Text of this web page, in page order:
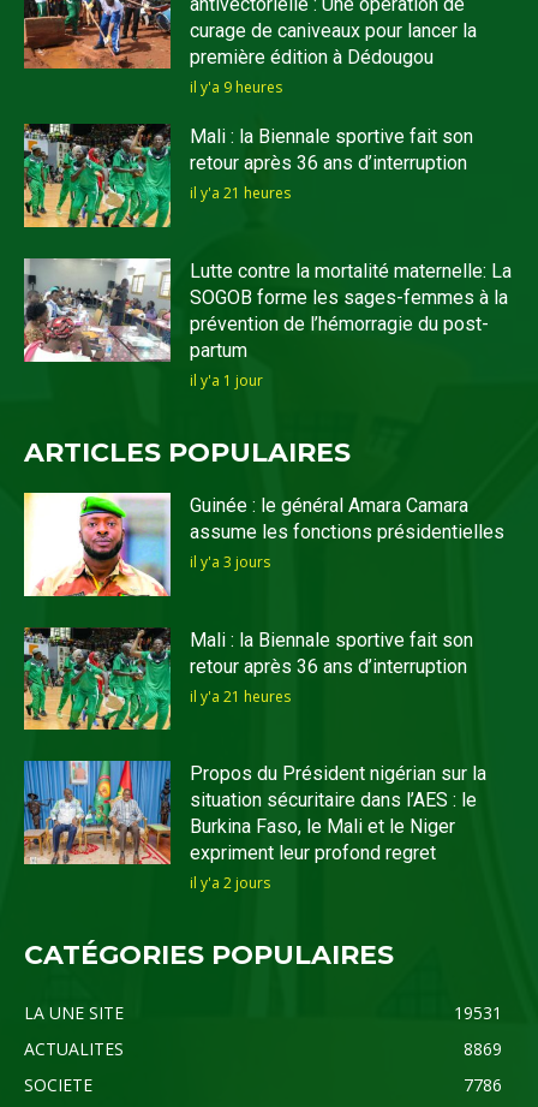
antivectorielle : Une opération de
curage de caniveaux pour lancer la
première édition à Dédougou
il y'a 9 heures
Mali : la Biennale sportive fait son
retour après 36 ans d’interruption
il y'a 21 heures
Lutte contre la mortalité maternelle: La
SOGOB forme les sages-femmes à la
prévention de l’hémorragie du post-
partum
il y'a 1 jour
ARTICLES POPULAIRES
Guinée : le général Amara Camara
assume les fonctions présidentielles
il y'a 3 jours
Mali : la Biennale sportive fait son
retour après 36 ans d’interruption
il y'a 21 heures
Propos du Président nigérian sur la
situation sécuritaire dans l’AES : le
Burkina Faso, le Mali et le Niger
expriment leur profond regret
il y'a 2 jours
CATÉGORIES POPULAIRES
LA UNE SITE
19531
ACTUALITES
8869
SOCIETE
7786